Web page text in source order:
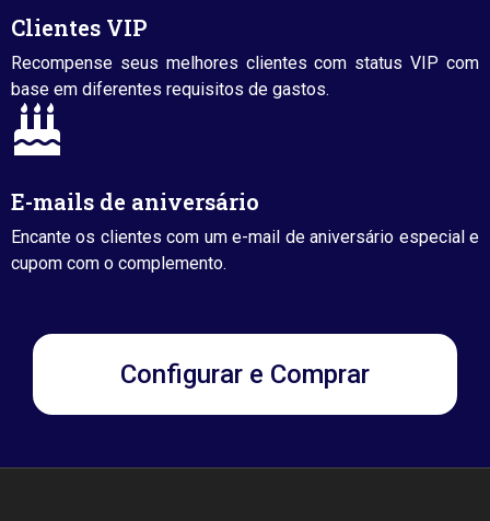
Clientes VIP
Recompense seus melhores clientes com status VIP com
base em diferentes requisitos de gastos.
E-mails de aniversário
Encante os clientes com um e-mail de aniversário especial e
cupom com o complemento.
Configurar e Comprar